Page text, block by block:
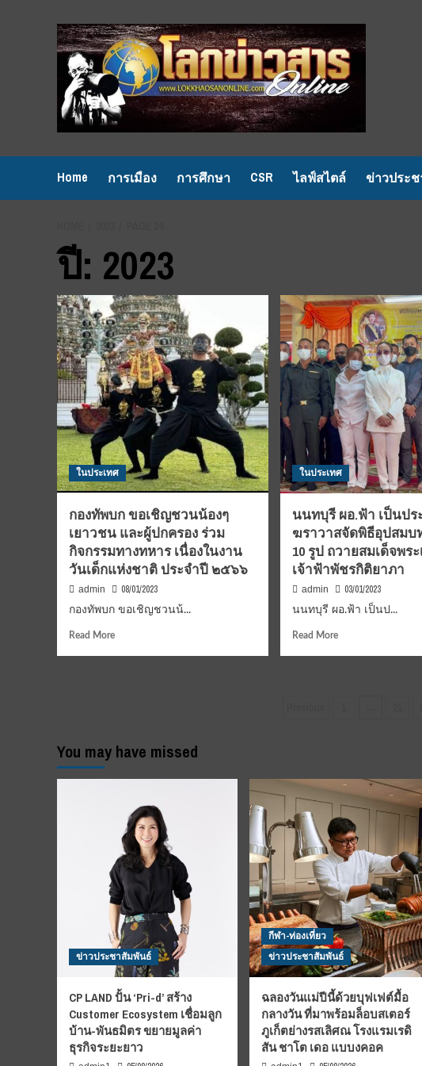
Home การเมือง การศึกษา CSR ไลฟ์สไตล์ ข่าวประ
ปี: 2023
ในประเทศ
กองทัพบก ขอเชิญชวนน้องๆ
เยาวชน และผู้ปกครอง ร่วม
กิจกรรมทางทหาร เนื่องในงาน
วันเด็กแห่งชาติ ประจำปี ๒๕๖๖
admin 08/01/2023
กองทัพบก ขอเชิญชวนน้...
Read MoreRead
น้องๆ
ปกครอง
ร่วม
กิจกรรม
ทาง
ทหาร
เนื่อง
ใน
งาน
วัน
เด็ก
แห่ง
ชาติ
ประจำ
๒๕๖๖
ในประเทศ
นนทบุรี ผอ.ฟ้า เป็นปร
ฆราวาสจัดพิธีอุปสมบ
10 รูป ถวายสมเด็จพร
เจ้าฟ้าพัชรกิติยาภา
admin 03/01/2023
นนทบุรี ผอ.ฟ้า เป็นป...
Read MoreRead
พิธี
อุปสมบท
สงฆ์
10
รูป
ถวาย
สมเด็จ
พระเจ้า
ลูกเธอ
เจ้า
ฟ้า
พัช
รกิ
ติ
ยาภา
You may have missed
ข่าวประชาสัมพันธ์
CP LAND ปั้น ‘Pri-d’ สร้าง
Customer Ecosystem เชื่อมลูก
บ้าน-พันธมิตร ขยายมูลค่า
ธุรกิจระยะยาว
กีฬา-ท่องเที่ยว
ข่าวประชาสัมพันธ์
ฉลองวันแม่ปีนี้ด้วยบุฟเฟต์มื้อ
กลางวัน ที่มาพร้อมล็อบสเตอร์
ภูเก็ตย่างรสเลิศณ โรงแรมเรดิ
สัน ชาโต เดอ แบบงคอค